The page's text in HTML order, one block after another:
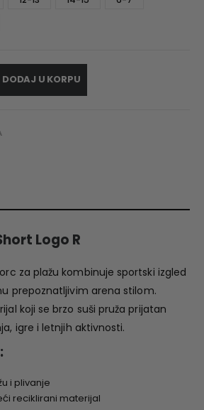
DODAJ U KORPU
Logo R
za plažu kombinuje sportski izgled
prepoznatljivim arena stilom.
koji se brzo suši pruža prijatan
igre i letnjih aktivnosti.
i plivanje
reciklirani materijal